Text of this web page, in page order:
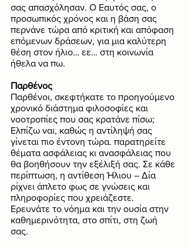
σας απασχόλησαν. Ο Εαυτός σας, ο
προσωπικός χρόνος και η βάση σας
περνάνε τώρα από κριτική και απόφαση
επόμενων δράσεων, για μια καλύτερη
θέση στον ήλιο… εε… στη κοινωνία
ήθελα να πω.
Παρθένος
Παρθένοι, σκεφτήκατε το προηγούμενο
χρονικό διάστημα φιλοσοφίες και
νοοτροπίες που σας κρατάνε πίσω;
Ελπίζω ναι, καθώς η αντίληψή σας
γίνεται πιο έντονη τώρα. παρατηρείτε
θέματα ασφάλειας κι ανασφάλειας που
θα βοηθήσουν την εξέλιξή σας. Σε κάθε
περίπτωση, η αντίθεση Ήλιου – Δία
ρίχνει άπλετο φως σε γνώσεις και
πληροφορίες που χρειάζεστε.
Ερευνάτε το νόημα και την ουσία στην
καθημερινότητα, στο σπίτι, στη ζωή
σας.